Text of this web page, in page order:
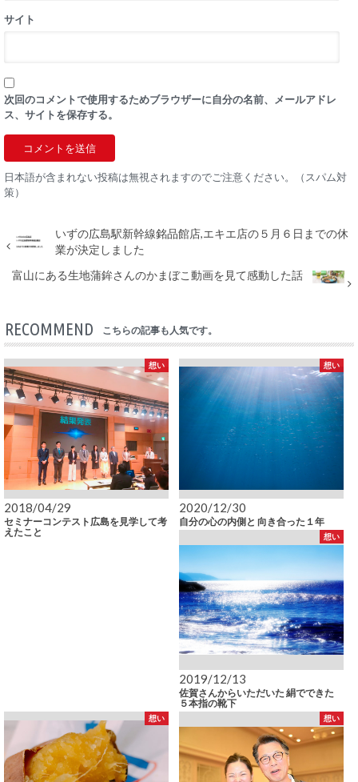
サイト
次回のコメントで使用するためブラウザーに自分の名前、メールアドレ
ス、サイトを保存する。
日本語が含まれない投稿は無視されますのでご注意ください。（スパム対
策）
いずの広島駅新幹線銘品館店,エキエ店の５月６日までの休
業が決定しました
富山にある生地蒲鉾さんのかまぼこ動画を見て感動した話
RECOMMEND こちらの記事も人気です。
想い
2018/04/29
セミナーコンテスト広島を見学して考
えたこと
想い
2020/12/30
自分の心の内側と 向き合った１年
想い
2019/12/13
佐賀さんからいただいた 絹でできた
５本指の靴下
想い 想い